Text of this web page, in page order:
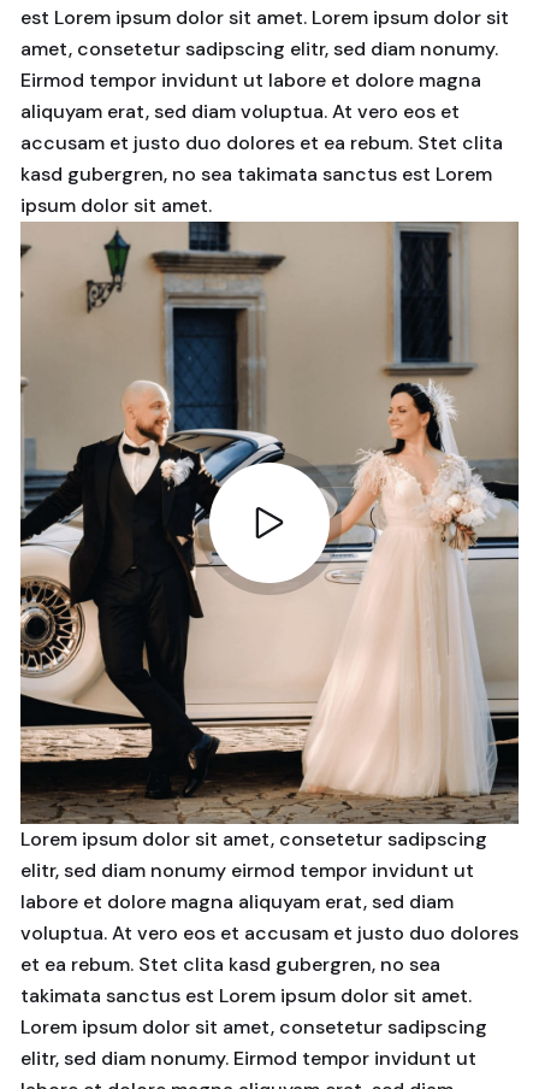
est Lorem ipsum dolor sit amet. Lorem ipsum dolor sit
amet, consetetur sadipscing elitr, sed diam nonumy.
Eirmod tempor invidunt ut labore et dolore magna
aliquyam erat, sed diam voluptua. At vero eos et
accusam et justo duo dolores et ea rebum. Stet clita
kasd gubergren, no sea takimata sanctus est Lorem
ipsum dolor sit amet.
Lorem ipsum dolor sit amet, consetetur sadipscing
elitr, sed diam nonumy eirmod tempor invidunt ut
labore et dolore magna aliquyam erat, sed diam
voluptua. At vero eos et accusam et justo duo dolores
et ea rebum. Stet clita kasd gubergren, no sea
takimata sanctus est Lorem ipsum dolor sit amet.
Lorem ipsum dolor sit amet, consetetur sadipscing
elitr, sed diam nonumy. Eirmod tempor invidunt ut